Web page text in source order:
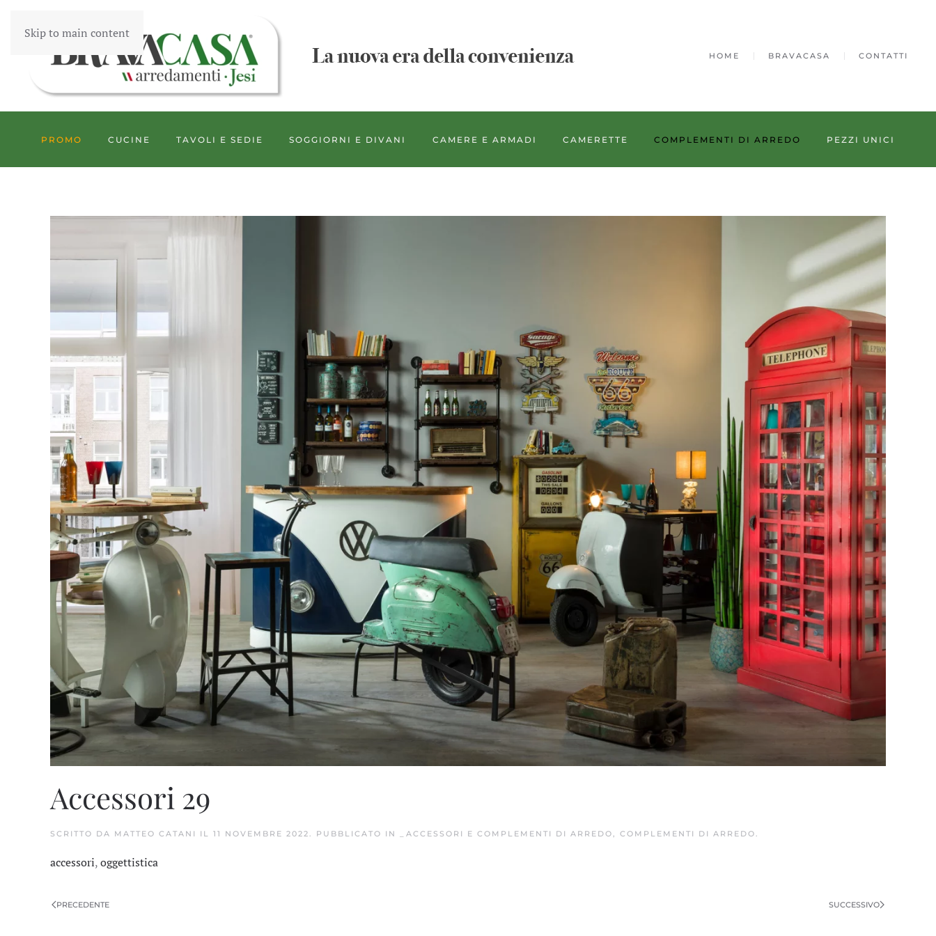
Skip to main content
HOME BRAVACASA CONTATTI
PROMO CUCINE TAVOLI E SEDIE SOGGIORNI E DIVANI CAMERE E ARMADI CAMERETTE COMPLEMENTI DI ARREDO PEZZI UNICI
Accessori 29
SCRITTO DA MATTEO CATANI IL 11 NOVEMBRE 2022 . PUBBLICATO IN _ACCESSORI E COMPLEMENTI DI ARREDO COMPLEMENTI DI ARREDO
accessori,oggettistica
PRECEDENTE SUCCESSIVO